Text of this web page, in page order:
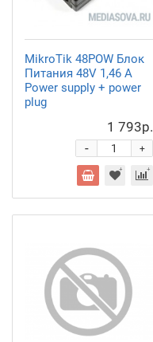
MikroTik 48POW Блок
Питания 48V 1,46 A
Power supply + power
plug
1 793р.
+
-